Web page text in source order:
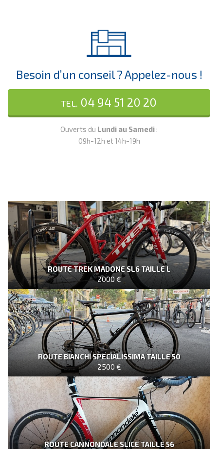
Besoin d’un conseil ? Appelez-nous !
TEL. 04 94 51 20 20
Ouverts du Lundi au Samedi :
09h-12h et 14h-19h
ROUTE TREK MADONE SL6 TAILLE L
2000 €
ROUTE BIANCHI SPECIALISSIMA TAILLE 50
2500 €
ROUTE CANNONDALE SLICE TAILLE 56